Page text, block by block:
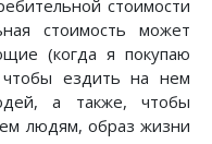
стоимости
стоимость может
(когда я покупаю
ездить на нем
а также, чтобы
людям, образ жизни